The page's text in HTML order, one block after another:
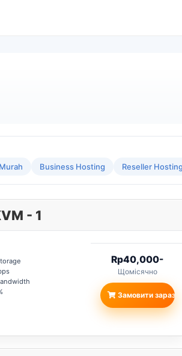
Business Hosting Reseller Hosting
- 1
Rp40,000-
Щомісячно
Замовити зараз